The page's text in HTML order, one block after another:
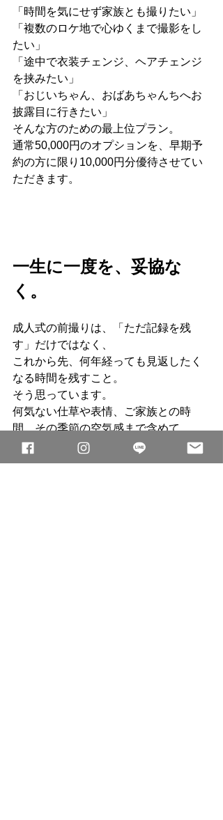
「時間を気にせず家族とも撮りたい」
「複数のロケ地で心ゆくまで撮影をし
たい」
「途中で衣装チェンジ、ヘアチェンジ
を挟みたい」
「おじいちゃん、おばあちゃんちへお
披露目に行きたい」
そんな方のための最上位プラン。
通常50,000円のオプションを、早期予
約の方に限り10,000円分優待させてい
ただきます。
一生に一度を、妥協な
く。
成人式の前撮りは、「ただ記録を残
す」だけではなく、
これから先、何年経っても見返したく
なる時間を残すこと。
そう思っています。
何気ない仕草や表情、ご家族との時
間、その季節の空気感まで含めて、
今しかない瞬間を丁寧に撮影します。